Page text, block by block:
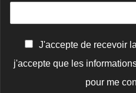
n
J'accepte de recevoir
j'accepte que les
pour me